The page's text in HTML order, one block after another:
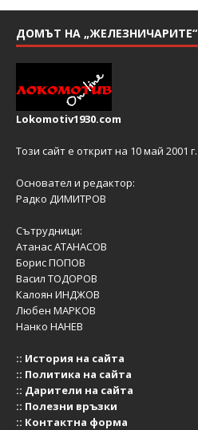
ДОМЪТ НА „ЖЕЛЕЗНИЧАРИТЕ“
Lokomotiv1930.com
Този сайт е открит на 10 май 2001 г.
Основател и редактор:
Радко ДИМИТРОВ
Сътрудници:
Атанас АТАНАСОВ
Борис ПОПОВ
Васил ТОДОРОВ
Калоян ИНДЖОВ
Любен МАРКОВ
Нанко НАНЕВ
:: История на сайта
:: Политика на сайта
:: Дарители на сайта
:: Полезни връзки
:: Контактна форма